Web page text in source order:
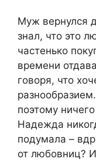
Муж вернулся
знал, что это
частенько
времени
говоря, что
поэтому
Надежда
подумала –
от любовниц?